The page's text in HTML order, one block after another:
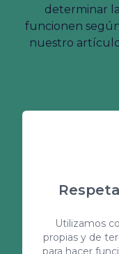
Utilizamos
propias y de
para hacer
determinar
funcionen
nuestro
en
en inglés o
otros países.